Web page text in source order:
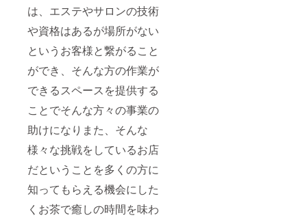
は、エステやサロンの技術
や資格はあるが場所がない
というお客様と繋がること
ができ、そんな方の作業が
できるスペースを提供する
ことでそんな方々の事業の
助けになりまた、そんな
様々な挑戦をしているお店
だということを多くの方に
知ってもらえる機会にした
くお茶で癒しの時間を味わ